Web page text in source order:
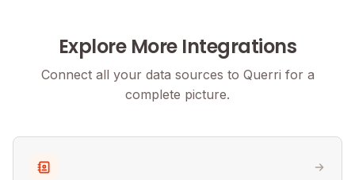
Explore More Integrations
Connect all your data sources to Querri for a
complete picture.